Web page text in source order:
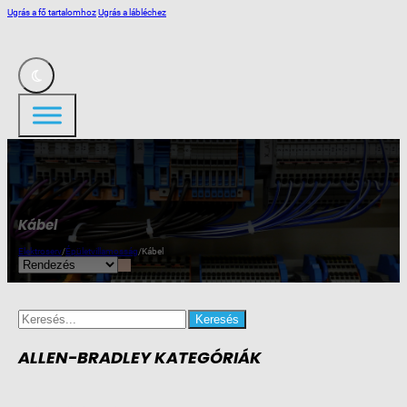
Ugrás a fő tartalomhozUgrás a lábléchez
Kábel
Elektroserv/Épületvillamosság/Kábel
Search
for:
ALLEN-BRADLEY KATEGÓRIÁK